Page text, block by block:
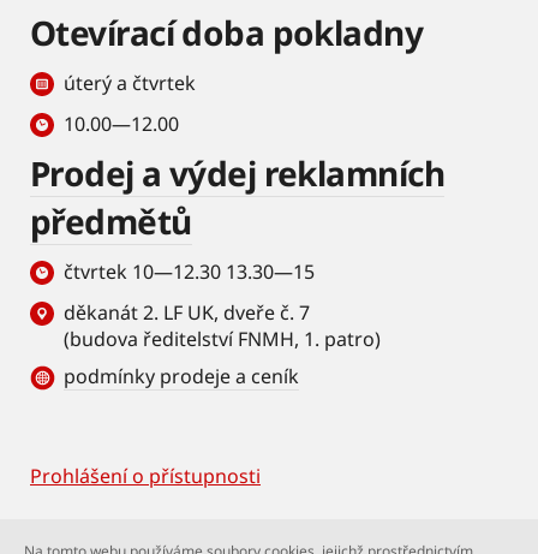
Otevírací doba pokladny
úterý a čtvrtek
10.00—12.00
Prodej a výdej reklamních
předmětů
čtvrtek 10—12.30 13.30—15
děkanát 2. LF UK, dveře č. 7
(budova ředitelství FNMH, 1. patro)
podmínky prodeje a ceník
Footer
Prohlášení o přístupnosti